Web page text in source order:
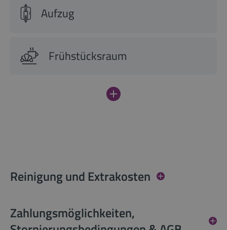
Aufzug
Frühstücksraum
Reinigung und Extrakosten
Zahlungsmöglichkeiten,